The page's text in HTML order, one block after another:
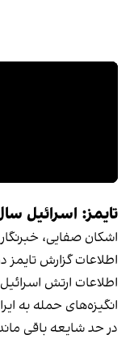
تایمز: اسرائیل
اشکان صفایی،
اطلاعات گزارش تایمز
اطلاعات ارتش
انگیزه‌های حمله به
در حد شایعه باقی